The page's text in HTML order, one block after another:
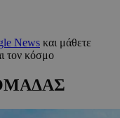
News και μάθετε
τον κόσμο